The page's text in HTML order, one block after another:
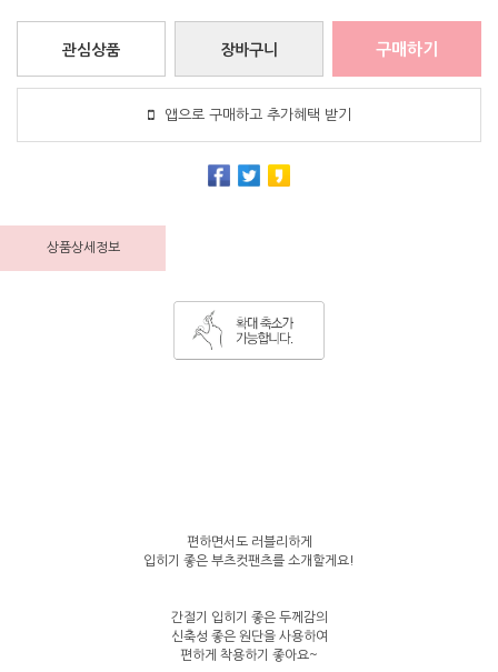
장바구니
관심상품 구매하기
앱으로 구매하고 추가혜택 받기
상품상세정보
편하면서도 러블리하게
입히기 좋은 부츠컷팬츠를 소개할게요!
간절기 입히기 좋은 두께감의
신축성 좋은 원단을 사용하여
편하게 착용하기 좋아요~